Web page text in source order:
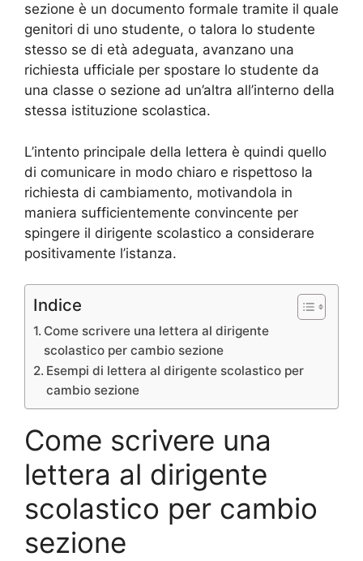
sezione è un documento formale tramite il quale
genitori di uno studente, o talora lo studente
stesso se di età adeguata, avanzano una
richiesta ufficiale per spostare lo studente da
una classe o sezione ad un’altra all’interno della
stessa istituzione scolastica.
L’intento principale della lettera è quindi quello
di comunicare in modo chiaro e rispettoso la
richiesta di cambiamento, motivandola in
maniera sufficientemente convincente per
spingere il dirigente scolastico a considerare
positivamente l’istanza.
Indice
Come scrivere una lettera al dirigente
scolastico per cambio sezione
Esempi di lettera al dirigente scolastico per
cambio sezione
Come scrivere una
lettera al dirigente
scolastico per cambio
sezione